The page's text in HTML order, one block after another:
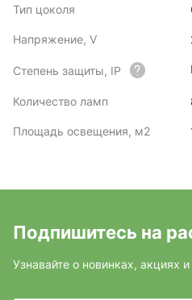
Тип цоколя
Напряжение, V
Степень защиты, IP
Количество ламп
Площадь освещения, м2
Подпишитесь на
Узнавайте о новинках, акциях